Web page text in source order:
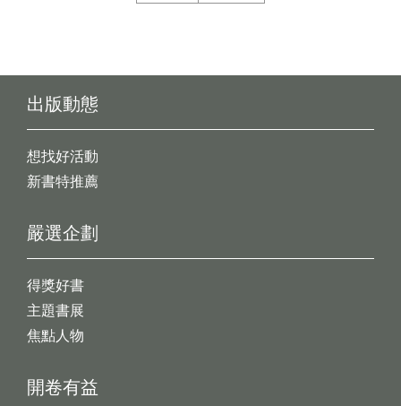
出版動態
想找好活動
新書特推薦
開卷有益
嚴選企劃
得獎好書
主題書展
焦點人物